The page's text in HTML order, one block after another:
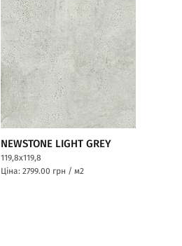
NEWSTONE LIGHT GREY
119,8x119,8
Ціна: 2799.00 грн / м2